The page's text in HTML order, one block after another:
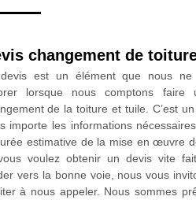
changement de
est un élément que nous ne
lorsque nous comptons faire
de la toiture et tuile. C’est
importe les informations
estimative de la mise en œuvre
voulez obtenir un devis vite
vers la bonne voie, nous vous
à nous appeler. Nous sommes